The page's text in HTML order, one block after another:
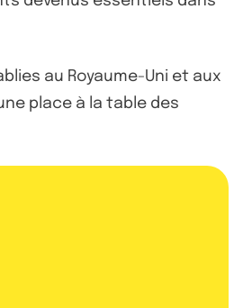
au Royaume-Uni et aux
place à la table des